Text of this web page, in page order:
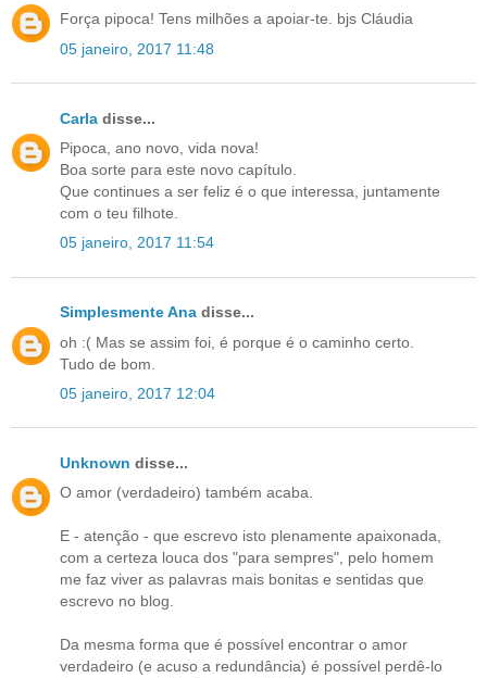
Força pipoca! Tens milhões a apoiar-te. bjs Cláudia
05 janeiro, 2017 11:48
Carla disse...
Pipoca, ano novo, vida nova!
Boa sorte para este novo capítulo.
Que continues a ser feliz é o que interessa, juntamente
com o teu filhote.
05 janeiro, 2017 11:54
Simplesmente Ana disse...
oh :( Mas se assim foi, é porque é o caminho certo.
Tudo de bom.
05 janeiro, 2017 12:04
Unknown disse...
O amor (verdadeiro) também acaba.
E - atenção - que escrevo isto plenamente apaixonada,
com a certeza louca dos "para sempres", pelo homem
me faz viver as palavras mais bonitas e sentidas que
escrevo no blog.
Da mesma forma que é possível encontrar o amor
verdadeiro (e acuso a redundância) é possível perdê-lo